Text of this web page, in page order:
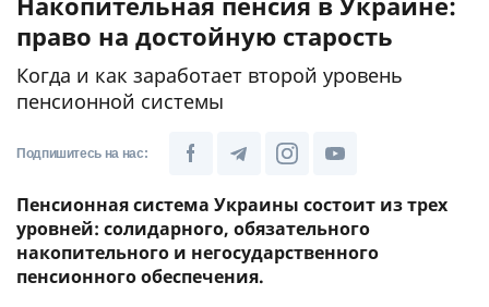
право на достойную старость
Когда и как заработает второй уровень
пенсионной системы
Подпишитесь на нас:
Пенсионная система Украины состоит из трех
уровней: солидарного, обязательного
накопительного и негосударственного
пенсионного обеспечения.